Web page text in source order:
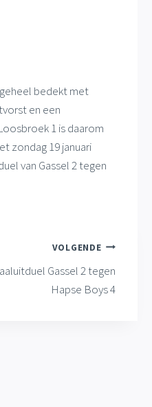
bedekt met
en een
1 is daarom
zondag 19 januari
van Gassel 2 tegen
VOLGENDE
Gassel 2 tegen
Hapse Boys 4